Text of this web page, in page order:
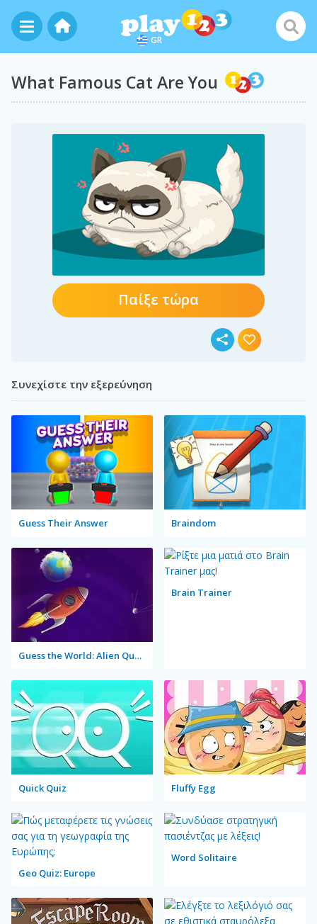
GR
What Famous Cat Are You
Παίξε τώρα
Συνεχίστε την εξερεύνηση
Guess Their Answer Braindom
Guess the World: Alien Quest
Brain Trainer
Quick Quiz Fluffy Egg
Geo Quiz: Europe
Word Solitaire